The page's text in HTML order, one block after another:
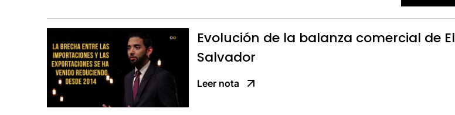
Evolución de la balanza comercial de El
Salvador
Leer nota